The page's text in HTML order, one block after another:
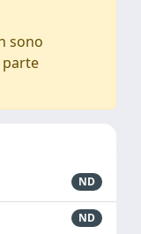
sono
parte
ND
ND